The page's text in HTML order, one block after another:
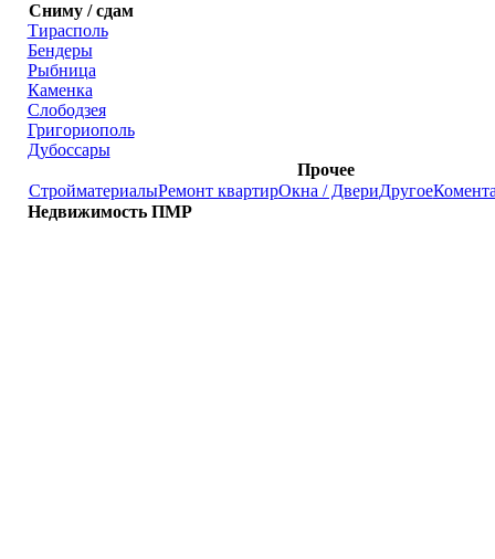
Сниму / сдам
Тирасполь
Бендеры
Рыбница
Каменка
Слободзея
Григориополь
Дубоссары
Прочее
СтройматериалыРемонт квартирОкна / ДвериДругое
Недвижимость ПМР